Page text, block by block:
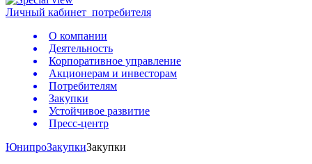
Личный кабинет потребителя
О компании
Деятельность
Корпоративное управление
Акционерам и инвесторам
Потребителям
Закупки
Устойчивое развитие
Пресс-центр
ЮнипроЗакупкиЗакупки